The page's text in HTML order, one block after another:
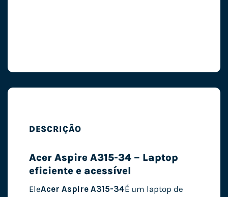
DESCRIÇÃO
Acer Aspire A315-34 – Laptop
eficiente e acessível
EleAcer Aspire A315-34É um laptop de